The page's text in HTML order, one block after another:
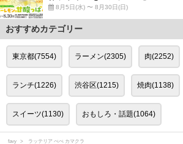
8月5日(水) 〜 8月30日(日)
おすすめカテゴリー
東京都(7554) ラーメン(2305) 肉(2252)
ランチ(1226) 渋谷区(1215) 焼肉(1138)
スイーツ(1130) おもしろ・話題(1064)
favy ラッテリア べべ カマクラ